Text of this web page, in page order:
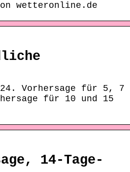
wetteronline.de
Vorhersage für 5, 7
für 10 und 15
14-Tage-